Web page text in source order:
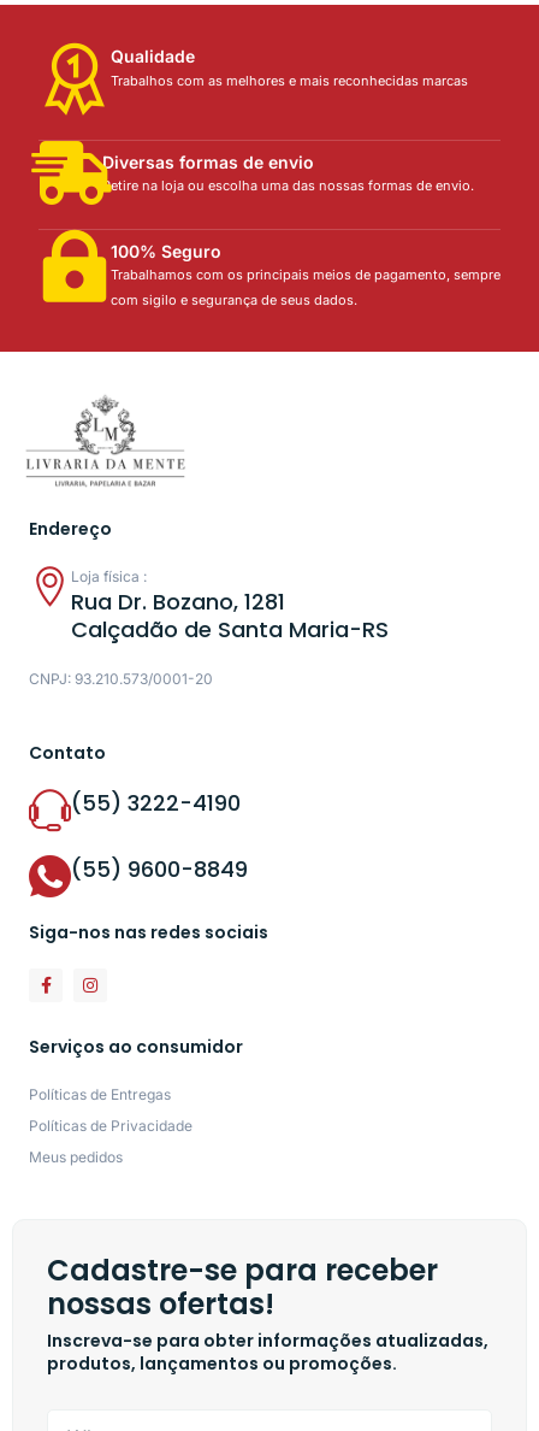
Qualidade
Trabalhos com as melhores e mais reconhecidas marcas
Diversas formas de envio
Retire na loja ou escolha uma das nossas formas de envio.
100% Seguro
Trabalhamos com os principais meios de pagamento, sempre
com sigilo e segurança de seus dados.
Endereço
Loja física :
Rua Dr. Bozano, 1281
Calçadão de Santa Maria-RS
CNPJ: 93.210.573/0001-20
Contato
(55) 3222-4190
(55) 9600-8849
Siga-nos nas redes sociais
Serviços ao consumidor
Políticas de Entregas
Políticas de Privacidade
Meus pedidos
Cadastre-se para receber
nossas ofertas!
Inscreva-se para obter informações atualizadas,
produtos, lançamentos ou promoções.